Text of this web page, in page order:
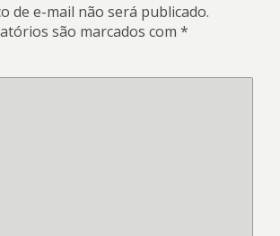
de e-mail não será publicado.
são marcados com *